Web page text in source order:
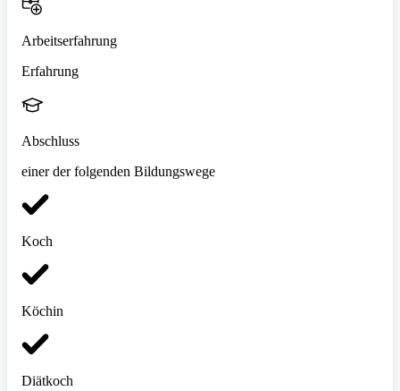
Arbeitserfahrung
Erfahrung
Abschluss
einer der folgenden Bildungswege
Koch
Köchin
Diätkoch